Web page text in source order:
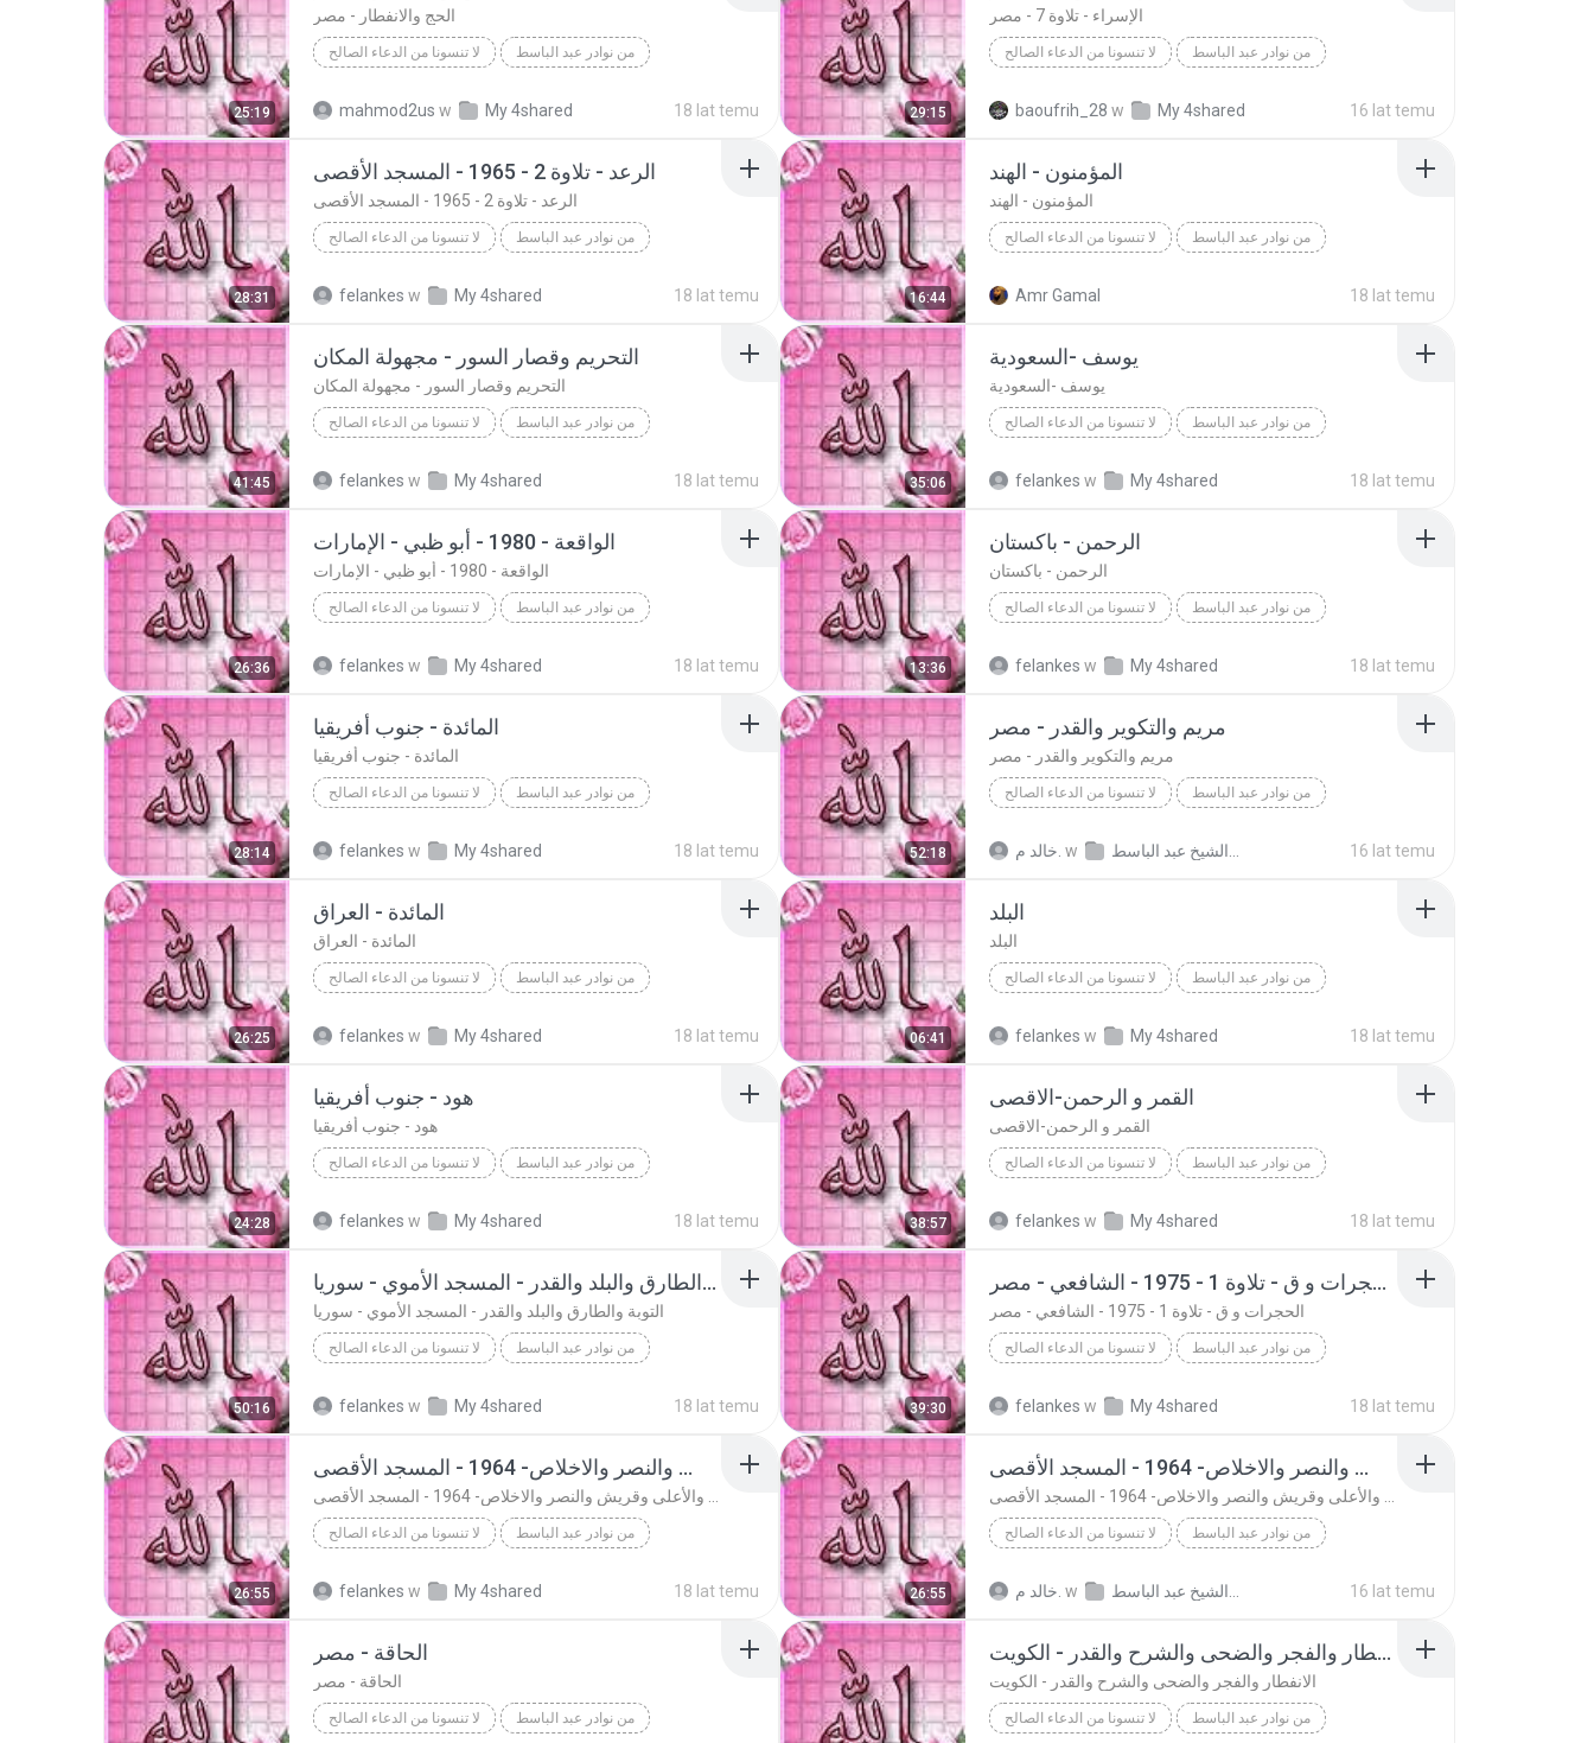
25:19
الحج والانفطار - مصر
لا تنسونا من الدعاء الصالح من نوادر عبد الباسط
mahmod2us w My 4shared 18 lat temu 29:15
الإسراء - تلاوة 7 - مصر
لا تنسونا من الدعاء الصالح من نوادر عبد الباسط
baoufrih_28 w My 4shared 16 lat temu
28:31
الرعد - تلاوة 2 - 1965 - المسجد الأقصى
الرعد - تلاوة 2 - 1965 - المسجد الأقصى
لا تنسونا من الدعاء الصالح من نوادر عبد الباسط
felankes w My 4shared 18 lat temu 16:44
المؤمنون - الهند
المؤمنون - الهند
لا تنسونا من الدعاء الصالح من نوادر عبد الباسط
Amr Gamal 18 lat temu
41:45
التحريم وقصار السور - مجهولة المكان
التحريم وقصار السور - مجهولة المكان
لا تنسونا من الدعاء الصالح من نوادر عبد الباسط
felankes w My 4shared 18 lat temu 35:06
يوسف -السعودية
يوسف -السعودية
لا تنسونا من الدعاء الصالح من نوادر عبد الباسط
felankes w My 4shared 18 lat temu
26:36
الواقعة - 1980 - أبو ظبي - الإمارات
الواقعة - 1980 - أبو ظبي - الإمارات
لا تنسونا من الدعاء الصالح من نوادر عبد الباسط
felankes w My 4shared 18 lat temu 13:36
الرحمن - باكستان
الرحمن - باكستان
لا تنسونا من الدعاء الصالح من نوادر عبد الباسط
felankes w My 4shared 18 lat temu
28:14
المائدة - جنوب أفريقيا
المائدة - جنوب أفريقيا
لا تنسونا من الدعاء الصالح من نوادر عبد الباسط
felankes w My 4shared 18 lat temu 52:18
مريم والتكوير والقدر - مصر
مريم والتكوير والقدر - مصر
لا تنسونا من الدعاء الصالح من نوادر عبد الباسط
w 16 lat temu
26:25
المائدة - العراق
المائدة - العراق
لا تنسونا من الدعاء الصالح من نوادر عبد الباسط
felankes w My 4shared 18 lat temu 06:41
البلد
البلد
لا تنسونا من الدعاء الصالح من نوادر عبد الباسط
felankes w My 4shared 18 lat temu
24:28
هود - جنوب أفريقيا
هود - جنوب أفريقيا
لا تنسونا من الدعاء الصالح من نوادر عبد الباسط
felankes w My 4shared 18 lat temu 38:57
القمر و الرحمن-الاقصى
القمر و الرحمن-الاقصى
لا تنسونا من الدعاء الصالح من نوادر عبد الباسط
felankes w My 4shared 18 lat temu
50:16
التوبة والطارق والبلد والقدر - المسجد الأموي - سوريا
التوبة والطارق والبلد والقدر - المسجد الأموي - سوريا
لا تنسونا من الدعاء الصالح من نوادر عبد الباسط
felankes w My 4shared 18 lat temu 39:30
الحجرات و ق - تلاوة 1 - 1975 - الشافعي - مصر
الحجرات و ق - تلاوة 1 - 1975 - الشافعي - مصر
لا تنسونا من الدعاء الصالح من نوادر عبد الباسط
felankes w My 4shared 18 lat temu
26:55
الحاقة والأعلى وقريش والنصر والاخلاص- 1964 - المسجد الأقصى
لا تنسونا من الدعاء الصالح من نوادر عبد الباسط
felankes w My 4shared 18 lat temu 26:55
الحاقة والأعلى وقريش والنصر والاخلاص- 1964 - المسجد الأقصى
لا تنسونا من الدعاء الصالح من نوادر عبد الباسط
w 16 lat temu
الحاقة - مصر
الحاقة - مصر
لا تنسونا من الدعاء الصالح من نوادر عبد الباسط
الانفطار والفجر والضحى والشرح والقدر - الكويت
الانفطار والفجر والضحى والشرح والقدر - الكويت
لا تنسونا من الدعاء الصالح من نوادر عبد الباسط